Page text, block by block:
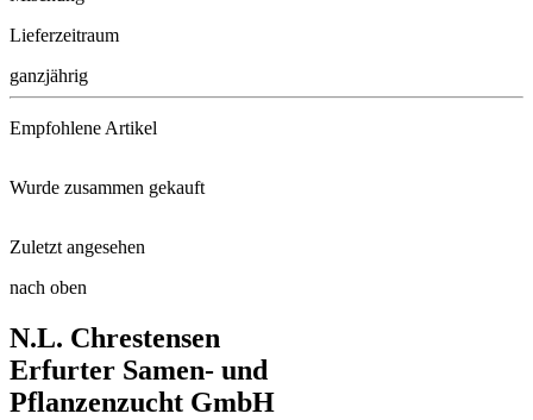
Lieferzeitraum
ganzjährig
Empfohlene Artikel
Wurde zusammen gekauft
Zuletzt angesehen
Stiefmütterchen Cats-Mischung
nach oben
N.L. Chrestensen
Erfurter Samen- und
Pflanzenzucht GmbH